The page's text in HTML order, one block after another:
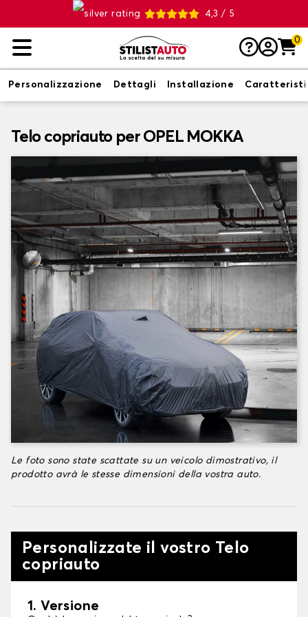
4,3 / 5
0
Personalizzazione Dettagli Installazione
Telo copriauto per OPEL MOKKA
Le foto sono state scattate su un veicolo dimostrativo, il
prodotto avrà le stesse dimensioni della vostra auto.
Personalizzate il vostro Telo
copriauto
1. Versione